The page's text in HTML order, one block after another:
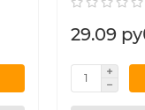
29.09